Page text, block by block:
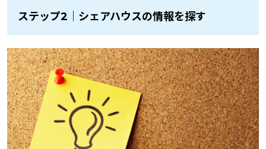
ステップ2｜シェアハウスの情報を探す